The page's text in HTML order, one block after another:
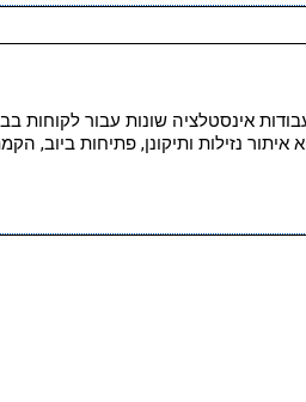
אינסטלציה שונות עבור לקוחות
איתור נזילות ותיקונן, פתיחות ביוב,